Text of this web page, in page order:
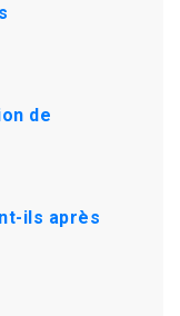
de
ils après